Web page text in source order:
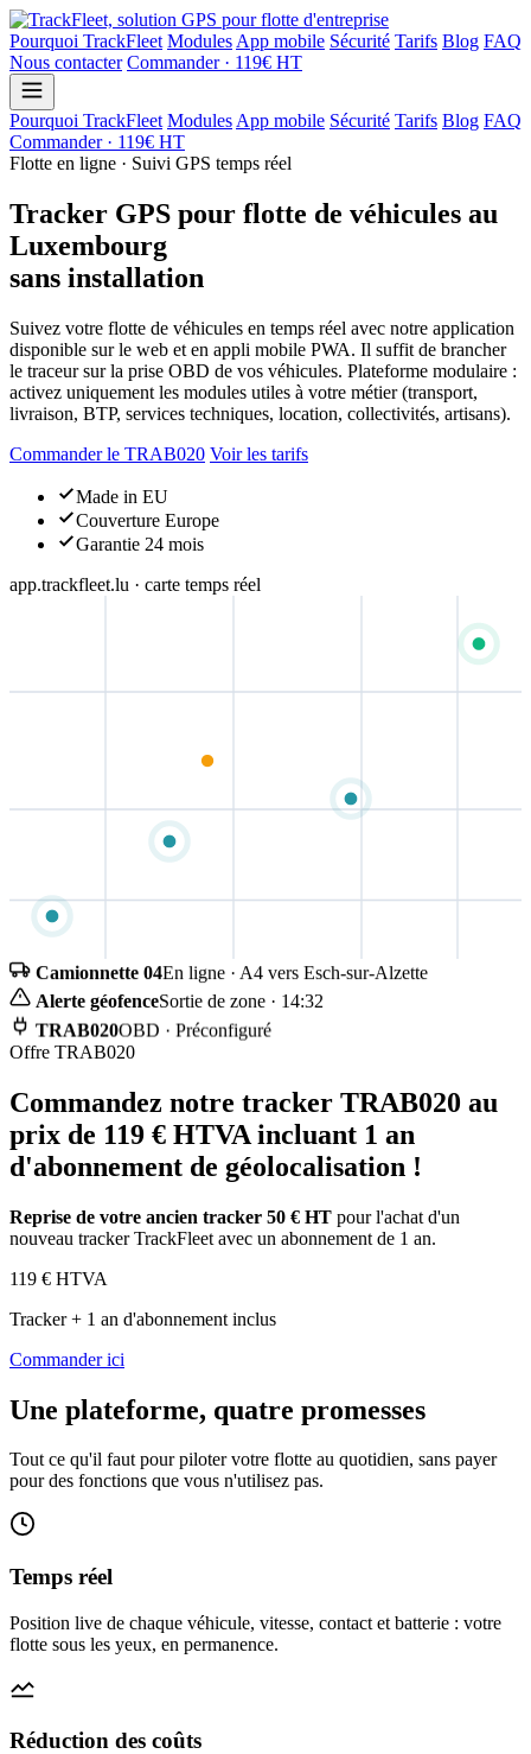
Pourquoi TrackFleet Modules App mobile Sécurité Tarifs Blog FAQ
Nous contacter Commander · 119€ HT
Pourquoi TrackFleet Modules App mobile Sécurité Tarifs Blog FAQ
Commander · 119€ HT
Flotte en ligne · Suivi GPS temps réel
Tracker GPS pour flotte de véhicules au
Luxembourg
sans installation
Suivez votre flotte de véhicules en temps réel avec notre application
disponible sur le web et en appli mobile PWA. Il suffit de brancher
le traceur sur la prise OBD de vos véhicules. Plateforme modulaire :
activez uniquement les modules utiles à votre métier (transport,
livraison, BTP, services techniques, location, collectivités, artisans).
Commander le TRAB020 Voir les tarifs
Made in EU
Couverture Europe
Garantie 24 mois
app.trackfleet.lu · carte temps réel
Camionnette 04En ligne · A4 vers Esch-sur-Alzette
Alerte géofenceSortie de zone · 14:32
TRAB020OBD · Préconfiguré
Offre TRAB020
Commandez notre tracker TRAB020 au
prix de 119 € HTVA incluant 1 an
d'abonnement de géolocalisation !
Reprise de votre ancien tracker 50 € HT pour l'achat d'un
nouveau tracker TrackFleet avec un abonnement de 1 an.
119 € HTVA
Tracker + 1 an d'abonnement inclus
Commander ici
Une plateforme, quatre promesses
Tout ce qu'il faut pour piloter votre flotte au quotidien, sans payer
pour des fonctions que vous n'utilisez pas.
Temps réel
Position live de chaque véhicule, vitesse, contact et batterie : votre
flotte sous les yeux, en permanence.
Réduction des coûts